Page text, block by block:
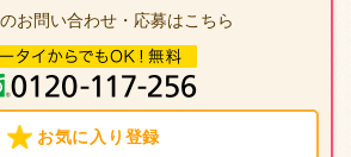
お問い合わせ・応募はこちら
お気に入り登録